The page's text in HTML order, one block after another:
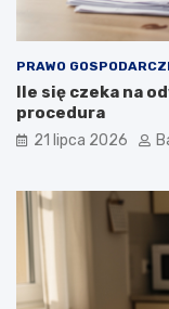
PRAWO
Ile się czeka na
procedura
21 lipca 2026